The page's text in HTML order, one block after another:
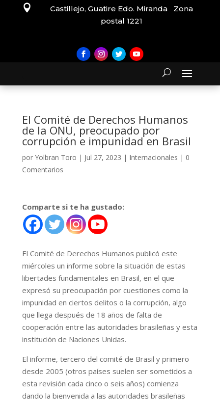

Castillejo, Guatire Edo. Miranda Zona
postal 1221
El Comité de Derechos Humanos
de la ONU, preocupado por
corrupción e impunidad en Brasil
por Yolbran Toro | Jul 27, 2023 | Internacionales | 0
Comentarios
Comparte si te ha gustado:
El Comité de Derechos Humanos publicó este
miércoles un informe sobre la situación de estas
libertades fundamentales en Brasil, en el que
expresó su preocupación por cuestiones como la
impunidad en ciertos delitos o la corrupción, algo
que llega después de 18 años de falta de
cooperación entre las autoridades brasileñas y esta
institución de Naciones Unidas.
El informe, tercero del comité de Brasil y primero
desde 2005 (otros países suelen ser sometidos a
esta revisión cada cinco o seis años) comienza
dando la bienvenida a las autoridades brasileñas